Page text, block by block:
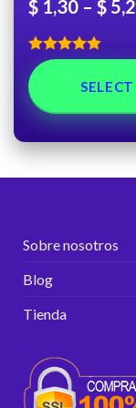
$ 1,30 – $
Rated
out of 5
Sobre nosotros
Blog
Tienda